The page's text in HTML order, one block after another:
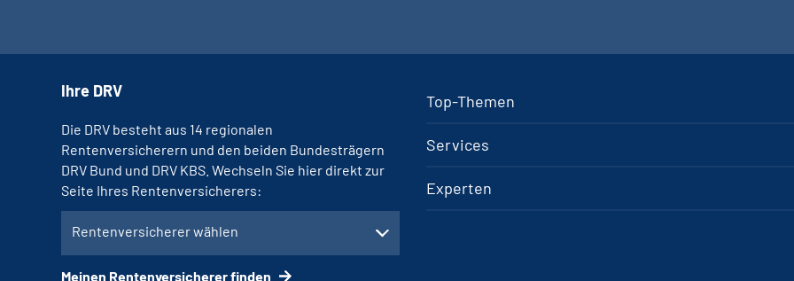
Top-Themen
Services
Experten
Ihre DRV
Die DRV besteht aus 14 regionalen
Rentenversicherern und den beiden Bundesträgern
DRV Bund und DRV KBS. Wechseln Sie hier direkt zur
Seite Ihres Rentenversicherers:
Rentenversicherer wählen
Meinen Rentenversicherer finden